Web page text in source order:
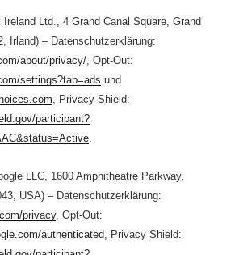
Ltd., 4 Grand Canal Square, Grand
Irland) – Datenschutzerklärung:
about/privacy/, Opt-Out:
settings?tab=ads und
, Privacy Shield:
participant?
.
LLC, 1600 Amphitheatre Parkway,
USA) – Datenschutzerklärung:
privacy, Opt-Out:
authenticated , Privacy Shield: